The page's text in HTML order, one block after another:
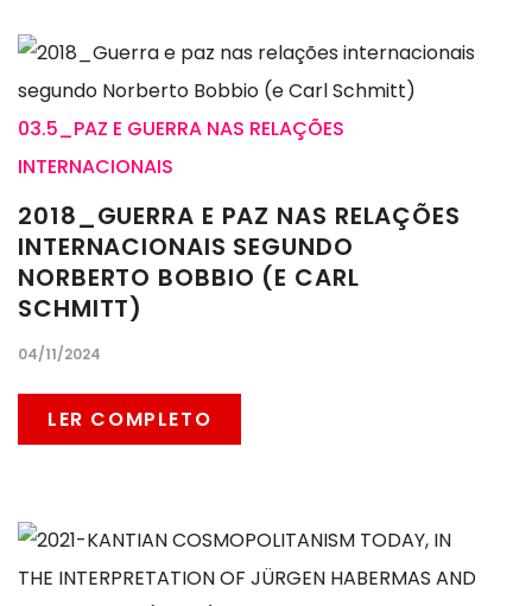
03.5_PAZ E GUERRA NAS RELAÇÕES
INTERNACIONAIS
2018_GUERRA E PAZ NAS RELAÇÕES
INTERNACIONAIS SEGUNDO
NORBERTO BOBBIO (E CARL
SCHMITT)
04/11/2024
LER COMPLETO